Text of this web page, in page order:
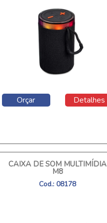
Orçar Detalhes
CAIXA DE SOM MULTIMÍDIA
M8
Cod.: 08178